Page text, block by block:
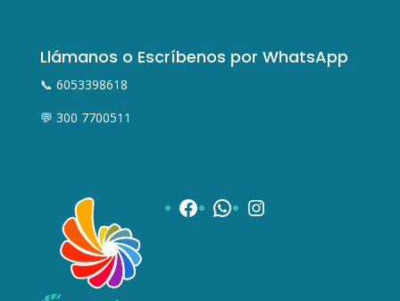
Llámanos o Escríbenos por WhatsApp
📞 6053398618
💬 300 7700511
Facebook
WhatsApp
Instagram